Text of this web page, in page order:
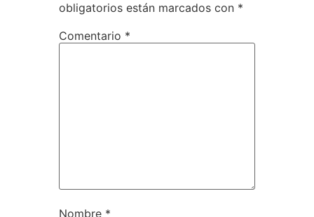
obligatorios están marcados con *
Comentario *
Nombre *